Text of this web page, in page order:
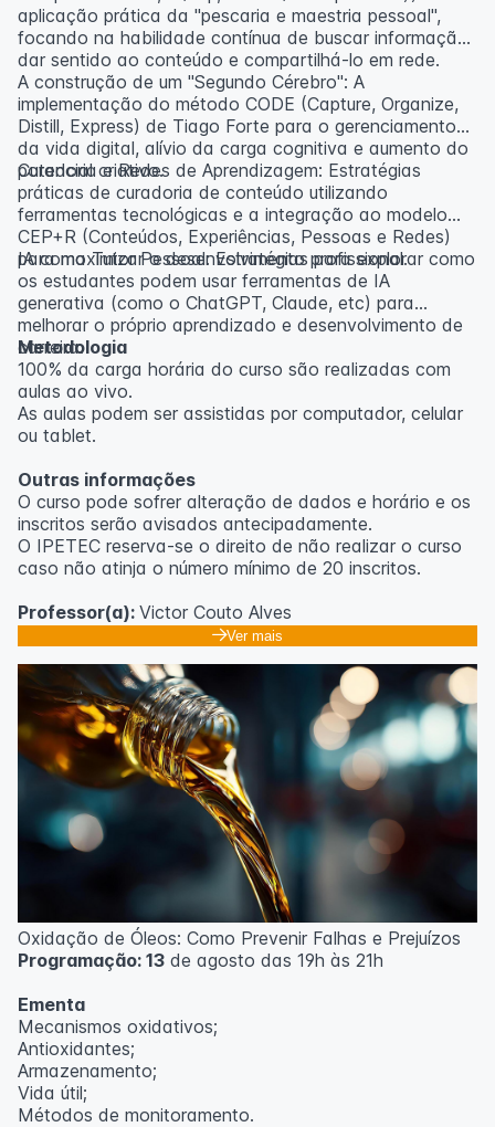
aplicação prática da "pescaria e maestria pessoal",
focando na habilidade contínua de buscar informação,
dar sentido ao conteúdo e compartilhá-lo em rede.
A construção de um "Segundo Cérebro": A
implementação do método CODE (Capture, Organize,
Distill, Express) de Tiago Forte para o gerenciamento
da vida digital, alívio da carga cognitiva e aumento do
potencial criativo.
Curadoria e Redes de Aprendizagem: Estratégias
práticas de curadoria de conteúdo utilizando
ferramentas tecnológicas e a integração ao modelo
CEP+R (Conteúdos, Experiências, Pessoas e Redes)
para maximizar o desenvolvimento profissional.
IA como Tutor Pessoal: Estratégias para explorar como
os estudantes podem usar ferramentas de IA
generativa (como o ChatGPT, Claude, etc) para
melhorar o próprio aprendizado e desenvolvimento de
carreira.
Metodologia
100% da carga horária do curso são realizadas com
aulas ao vivo.
As aulas podem ser assistidas por computador, celular
ou tablet.
Outras informações
O curso pode sofrer alteração de dados e horário e os
inscritos serão avisados ​​antecipadamente.
O IPETEC reserva-se o direito de não realizar o curso
caso não atinja o número mínimo de 20 inscritos.
Professor(a): Victor Couto Alves
Ver mais
Oxidação de Óleos: Como Prevenir Falhas e Prejuízos
Programação: 13 de agosto das 19h às 21h
Ementa
Mecanismos oxidativos;
Antioxidantes;
Armazenamento;
Vida útil;
Métodos de monitoramento.